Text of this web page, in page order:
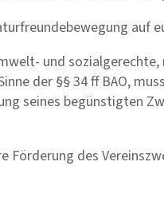
auf
und
der §§ 34 ff BAO,
seines begünstigten
des